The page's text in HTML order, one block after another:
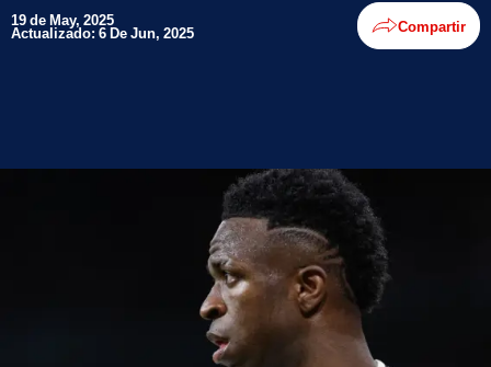
19 de May, 2025
Actualizado: 6 De Jun, 2025 Compartir